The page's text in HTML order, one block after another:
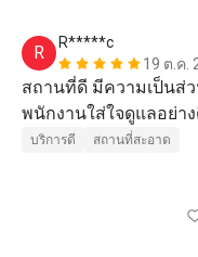
R
R*****c
19 ต.ค.
สถานที่ดี มีความเป็นส่
พนักงานใส่ใจดูแลอย่า
บริการดี สถานที่สะอาด